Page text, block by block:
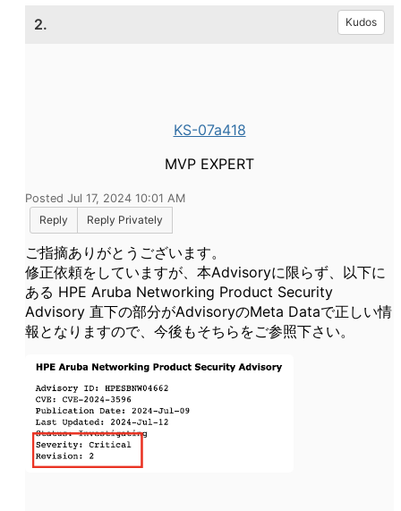
2. Kudos
KS-07a418
MVP EXPERT
Posted Jul 17, 2024 10:01 AM
Reply
Reply Privately
ご指摘ありがとうございます。
修正依頼をしていますが、本Advisoryに限らず、以下に
ある HPE Aruba Networking Product Security
Advisory 直下の部分がAdvisoryのMeta Dataで正しい情
報となりますので、今後もそちらをご参照下さい。